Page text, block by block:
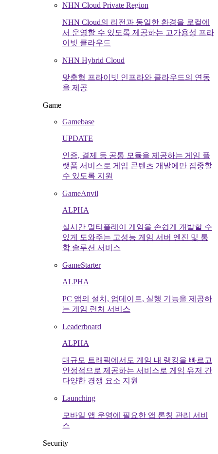
NHN Cloud Private Region
NHN Cloud의 리전과 동일한 환경을 로컬에
서 운영할 수 있도록 제공하는 고가용성 프라
이빗 클라우드
NHN Hybrid Cloud
맞춤형 프라이빗 인프라와 클라우드의 연동
을 제공
Game
Gamebase
UPDATE
인증, 결제 등 공통 모듈을 제공하는 게임 플
랫폼 서비스로 게임 콘텐츠 개발에만 집중할
수 있도록 지원
GameAnvil
ALPHA
실시간 멀티플레이 게임을 손쉽게 개발할 수
있게 도와주는 고성능 게임 서버 엔진 및 통
합 솔루션 서비스
GameStarter
ALPHA
PC 앱의 설치, 업데이트, 실행 기능을 제공하
는 게임 런처 서비스
Leaderboard
ALPHA
대규모 트래픽에서도 게임 내 랭킹을 빠르고
안정적으로 제공하는 서비스로 게임 유저 간
다양한 경쟁 요소 지원
Launching
모바일 앱 운영에 필요한 앱 론칭 관리 서비
스
Security